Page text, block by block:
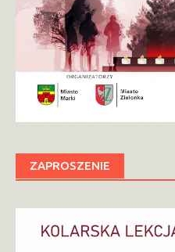
ZAPROSZENIE